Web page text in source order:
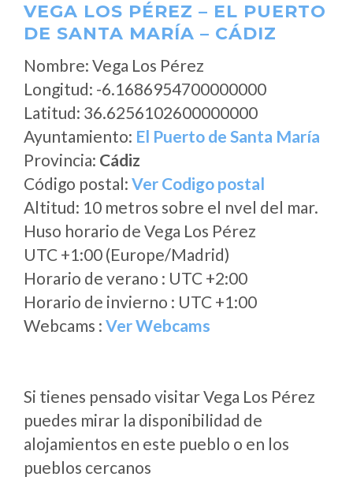
VEGA LOS PÉREZ – EL PUERTO
DE SANTA MARÍA – CÁDIZ
Nombre: Vega Los Pérez
Longitud: -6.1686954700000000
Latitud: 36.6256102600000000
Ayuntamiento: El Puerto de Santa María
Provincia: Cádiz
Código postal: Ver Codigo postal
Altitud: 10 metros sobre el nvel del mar.
Huso horario de Vega Los Pérez
UTC +1:00 (Europe/Madrid)
Horario de verano : UTC +2:00
Horario de invierno : UTC +1:00
Webcams : Ver Webcams
Si tienes pensado visitar Vega Los Pérez
puedes mirar la disponibilidad de
alojamientos en este pueblo o en los
pueblos cercanos